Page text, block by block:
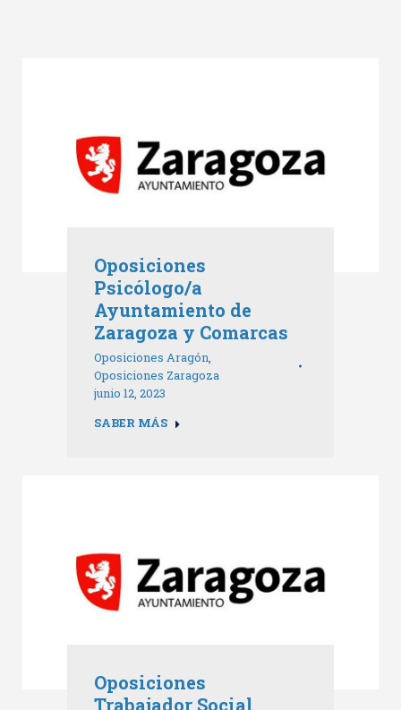
Oposiciones
Psicólogo/a
Ayuntamiento de
Zaragoza y Comarcas
Oposiciones Aragón,
Oposiciones Zaragoza
junio 12, 2023
SABER MÁS
Oposiciones
Trabajador Social